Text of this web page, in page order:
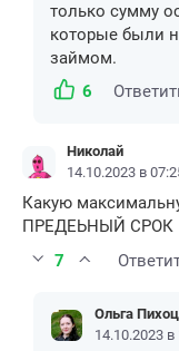
только сумму
которые были
займом.
6
Николай
14.10.2023 в
Какую
ПРЕДЕЬНЫЙ СРОК
7
Ольга
14.10.2023 в